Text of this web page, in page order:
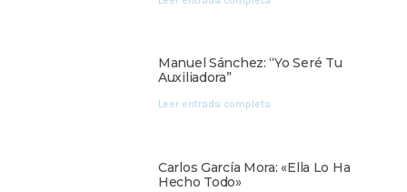
Manuel Sánchez: “Yo Seré Tu
Auxiliadora”
Leer entrada completa
Carlos García Mora: «Ella Lo Ha
Hecho Todo»